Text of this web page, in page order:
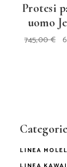
Protesi
uomo
745,00€ Il
Categorie
LINEA